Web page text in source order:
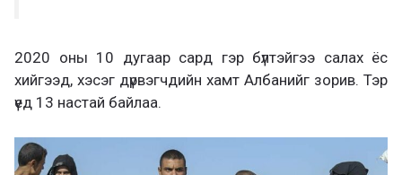
2020 оны 10 дугаар сард гэр бүлтэйгээ салах ёс
хийгээд, хэсэг дүрвэгчдийн хамт Албанийг зорив. Тэр
үед 13 настай байлаа.